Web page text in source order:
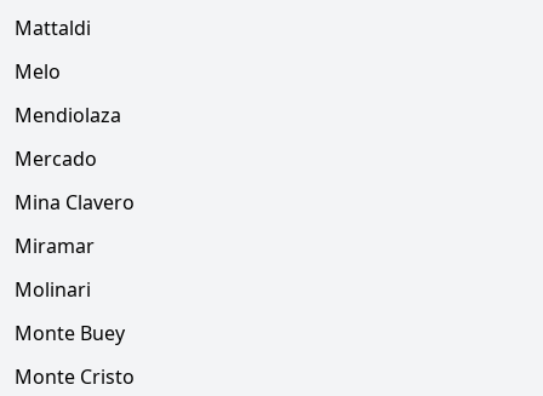
Mattaldi
Melo
Mendiolaza
Mercado
Mina Clavero
Miramar
Molinari
Monte Buey
Monte Cristo